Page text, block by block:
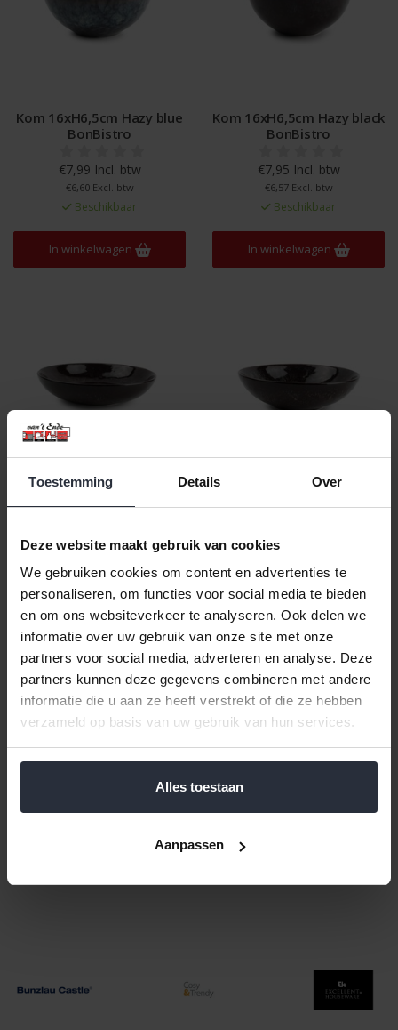
Toestemming Details Over
Deze website maakt gebruik van cookies
We gebruiken cookies om content en advertenties te
personaliseren, om functies voor social media te bieden
en om ons websiteverkeer te analyseren. Ook delen we
informatie over uw gebruik van onze site met onze
partners voor social media, adverteren en analyse. Deze
partners kunnen deze gegevens combineren met andere
informatie die u aan ze heeft verstrekt of die ze hebben
verzameld op basis van uw gebruik van hun services.
Alles toestaan
Aanpassen
Kom 16xH6,5cm Hazy blue
BonBistro
€7,99 Incl. btw
€6,60 Excl. btw
Beschikbaar
In winkelwagen
Kom 16xH6,5cm Hazy black
BonBistro
€7,95 Incl. btw
€6,57 Excl. btw
Beschikbaar
In winkelwagen
Bord diep 19cm Hazy black
BonBistro
€6,95 Incl. btw
In winkelwagen
BonBistro
€5,95 Incl. btw
In winkelwagen
Veilig achteraf betalen, tot 14 dagen na aankoop
Gratis verzending vanaf €60,=
Eenvoudig retour, 30 dagen bedenktijd